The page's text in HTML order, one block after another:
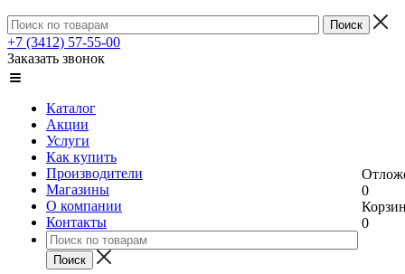
+7 (3412) 57-55-00
Заказать звонок
Каталог
Акции
Услуги
Как купить
Производители
Магазины
О компании
Контакты
0
0